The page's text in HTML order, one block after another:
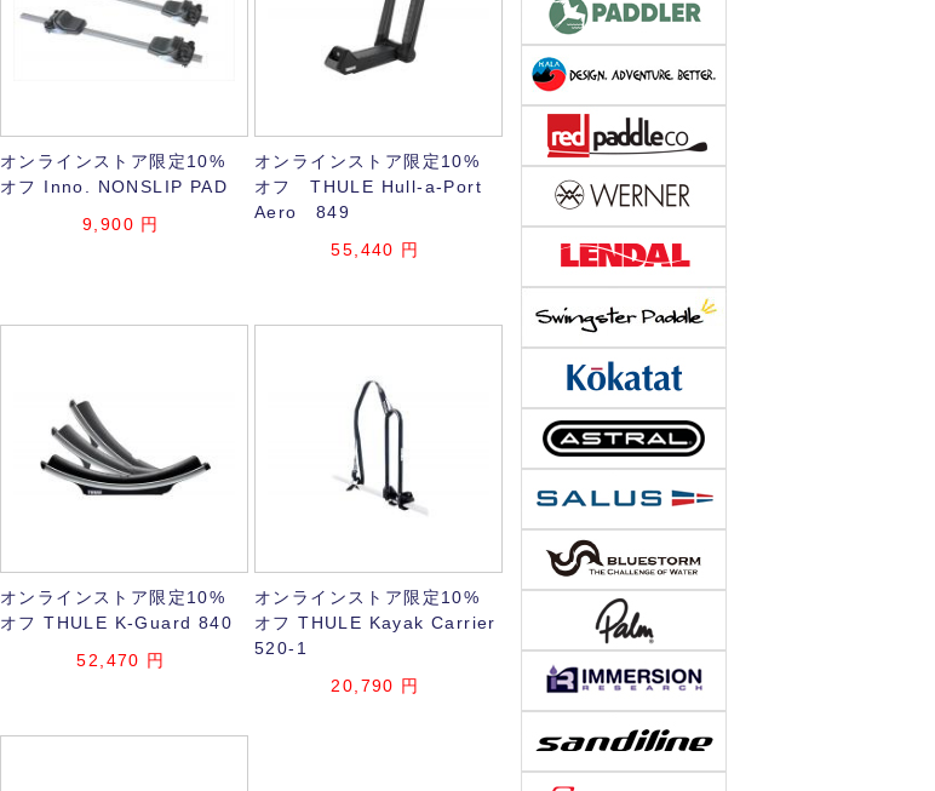
オンラインストア限定10%
オフ Inno. NONSLIP PAD
9,900 円
オンラインストア限定10%
オフ THULE Hull-a-Port
Aero 849
55,440 円
オンラインストア限定10%
オフ THULE K-Guard 840
52,470 円
オンラインストア限定10%
オフ THULE Kayak Carrier
520-1
20,790 円